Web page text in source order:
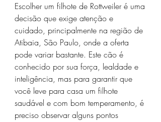
Escolher um filhote de Rottweiler é uma
decisão que exige atenção e
cuidado, principalmente na região de
Atibaia, São Paulo, onde a oferta
pode variar bastante. Este cão é
conhecido por sua força, lealdade e
inteligência, mas para garantir que
você leve para casa um filhote
saudável e com bom temperamento, é
preciso observar alguns pontos